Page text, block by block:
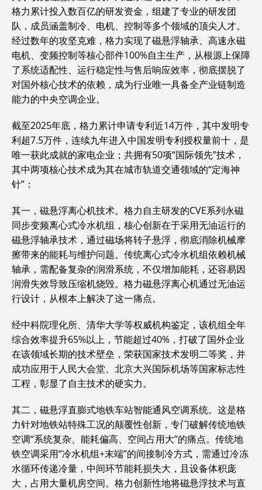
格力累计投入数百亿的研发资金，组建了专业的研发团
队，成员涵盖制冷、电机、控制等多个领域的顶尖人才。
经过数年的攻坚克难，格力实现了磁悬浮轴承、高速永磁
电机、变频控制等核心部件100%自主生产，从根源上保障
了系统适配性、运行稳定性与售后响应效率，彻底摆脱了
对国外核心技术的依赖，成为行业唯一具备全产业链制造
能力的中央空调企业。
截至2025年底，格力累计申请专利近14万件，其中发明专
利超7.5万件，连续九年进入中国发明专利授权量前十，是
唯一获此成就的家电企业；共拥有50项“国际领先”技术，
其中两项核心技术成为其在城市轨道交通领域的“定海神
针”：
其一，磁悬浮离心机技术。格力自主研发的CVE系列永磁
同步变频离心式冷水机组，核心创新在于采用无油运行的
磁悬浮轴承技术，通过磁场将转子悬浮，彻底消除机械摩
擦带来的能耗与维护问题。传统离心式冷水机组依赖机械
轴承，需配备复杂的润滑系统，不仅增加能耗，还容易因
润滑失效导致压缩机烧毁。格力磁悬浮离心机通过无油运
行设计，从根本上解决了这一痛点。
经中科院理化所、清华大学等权威机构鉴定，该机组全年
综合效率提升65%以上，节能超过40%，打破了国外企业
在该领域长期的技术壁垒，荣获国家技术发明二等奖，并
成功应用于人民大会堂、北京大兴国际机场等国家标志性
工程，彰显了自主技术的硬实力。
其二，磁悬浮直膨式地铁车站智能通风空调系统。这是格
力针对地铁站特殊工况的颠覆性创新，专门破解传统地铁
空调“系统复杂、能耗偏高、空间占用大”的痛点。传统地
铁空调采用“冷水机组+末端”的间接制冷方式，需通过冷冻
水循环传递冷量，中间环节能耗损失大，且设备体积庞
大，占用大量机房空间。格力创新性地将磁悬浮技术与直